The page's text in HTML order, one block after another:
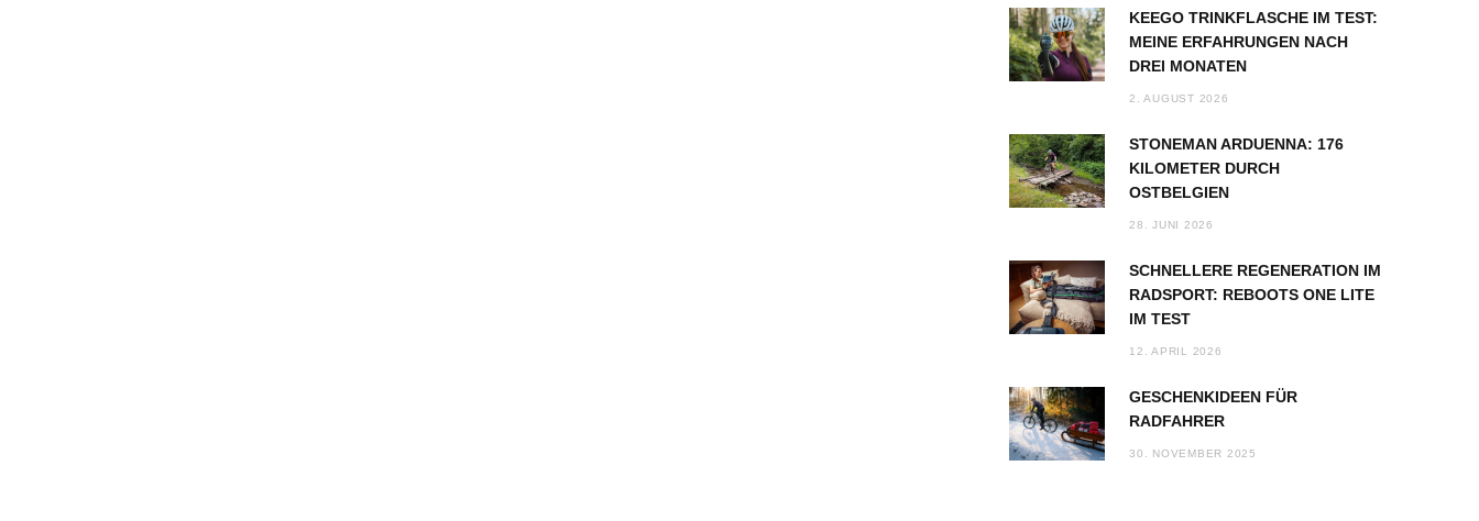
KEEGO TRINKFLASCHE IM TEST:
MEINE ERFAHRUNGEN NACH
DREI MONATEN
2. AUGUST 2026
STONEMAN ARDUENNA: 176
KILOMETER DURCH
OSTBELGIEN
28. JUNI 2026
SCHNELLERE REGENERATION IM
RADSPORT: REBOOTS ONE LITE
IM TEST
12. APRIL 2026
GESCHENKIDEEN FÜR
RADFAHRER
30. NOVEMBER 2025